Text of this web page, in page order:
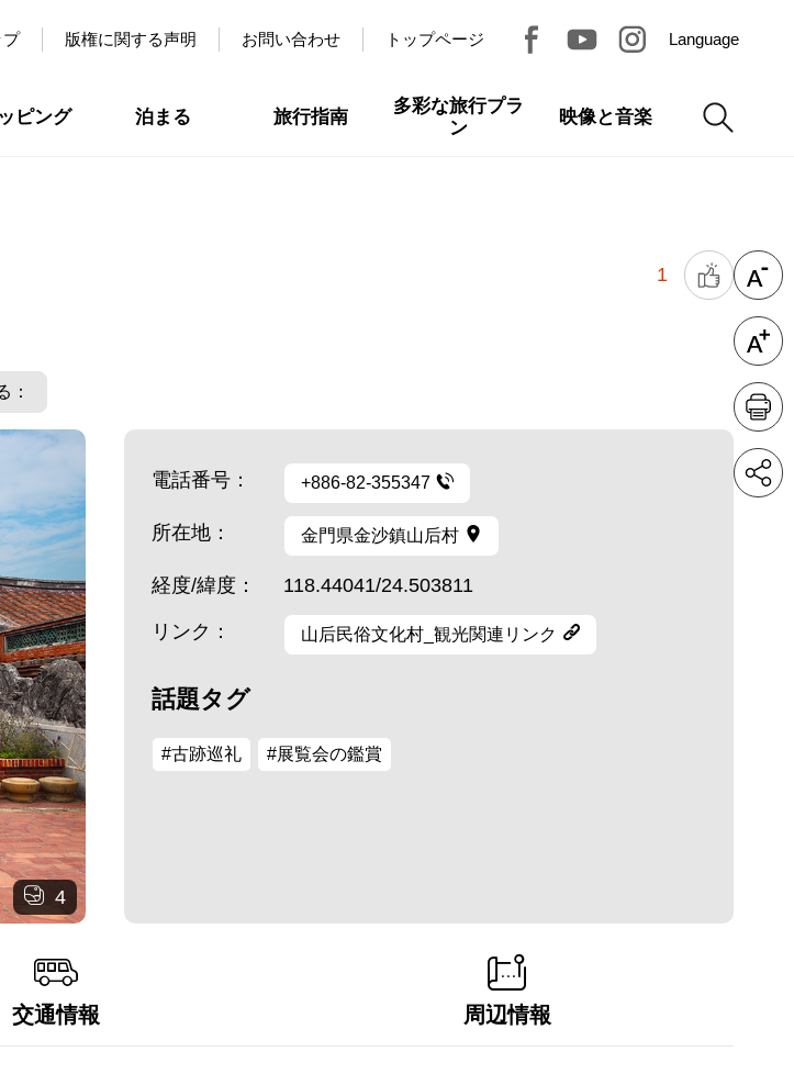
プ 版権に関する声明 お問い合わせ トップページ Language
ピング 泊まる 旅行指南
多彩な旅行プラ
ン
映像と音楽
1
：
4
電話番号： +886-82-355347
所在地： 金門県金沙鎮山后村
経度/緯度： 118.44041/24.503811
リンク： 山后民俗文化村_観光関連リンク
話題タグ
#古跡巡礼 #展覧会の鑑賞
交通情報 周辺情報